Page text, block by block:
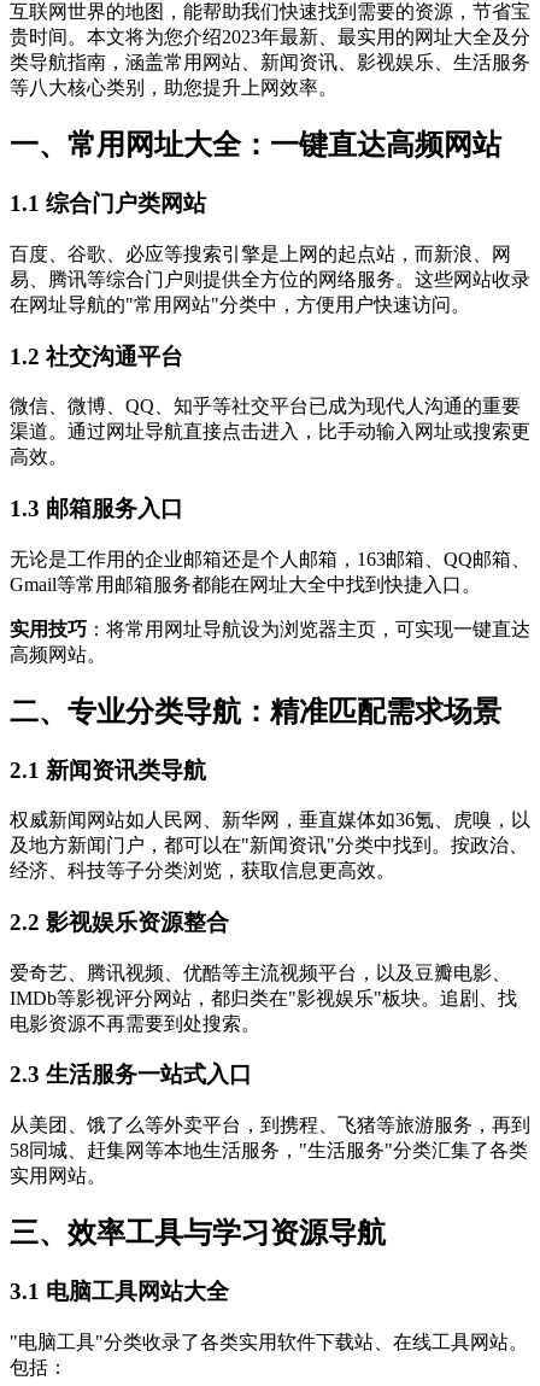
互联网世界的地图，能帮助我们快速找到需要的资源，节省宝
贵时间。本文将为您介绍2023年最新、最实用的网址大全及分
类导航指南，涵盖常用网站、新闻资讯、影视娱乐、生活服务
等八大核心类别，助您提升上网效率。
一、常用网址大全：一键直达高频网站
1.1 综合门户类网站
百度、谷歌、必应等搜索引擎是上网的起点站，而新浪、网
易、腾讯等综合门户则提供全方位的网络服务。这些网站收录
在网址导航的"常用网站"分类中，方便用户快速访问。
1.2 社交沟通平台
微信、微博、QQ、知乎等社交平台已成为现代人沟通的重要
渠道。通过网址导航直接点击进入，比手动输入网址或搜索更
高效。
1.3 邮箱服务入口
无论是工作用的企业邮箱还是个人邮箱，163邮箱、QQ邮箱、
Gmail等常用邮箱服务都能在网址大全中找到快捷入口。
实用技巧 ：将常用网址导航设为浏览器主页，可实现一键直达
高频网站。
二、专业分类导航：精准匹配需求场景
2.1 新闻资讯类导航
权威新闻网站如人民网、新华网，垂直媒体如36氪、虎嗅，以
及地方新闻门户，都可以在"新闻资讯"分类中找到。按政治、
经济、科技等子分类浏览，获取信息更高效。
2.2 影视娱乐资源整合
爱奇艺、腾讯视频、优酷等主流视频平台，以及豆瓣电影、
IMDb等影视评分网站，都归类在"影视娱乐"板块。追剧、找
电影资源不再需要到处搜索。
2.3 生活服务一站式入口
从美团、饿了么等外卖平台，到携程、飞猪等旅游服务，再到
58同城、赶集网等本地生活服务，"生活服务"分类汇集了各类
实用网站。
三、效率工具与学习资源导航
3.1 电脑工具网站大全
"电脑工具"分类收录了各类实用软件下载站、在线工具网站。
包括：